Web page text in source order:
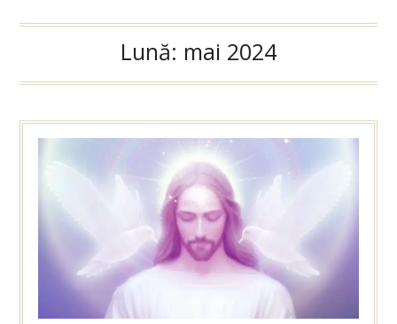
Lună: mai 2024